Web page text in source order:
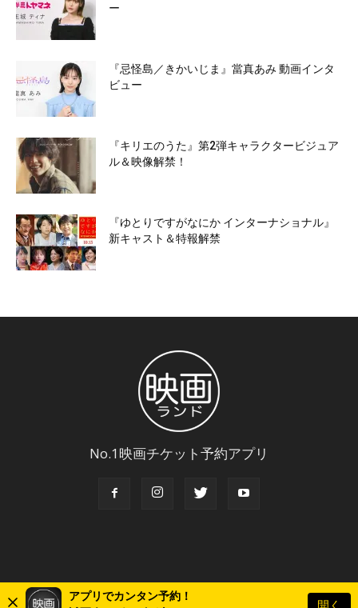
アプリでカンタン予約！
開く
ー
『忌怪島／きかいじま』當真あみ 動画インタ
ビュー
『キリエのうた』第2弾キャラクタービジュア
ル＆映像解禁！
『ゆとりですがなにか インターナショナル』
新キャスト＆特報解禁
No.1映画チケット予約アプリ